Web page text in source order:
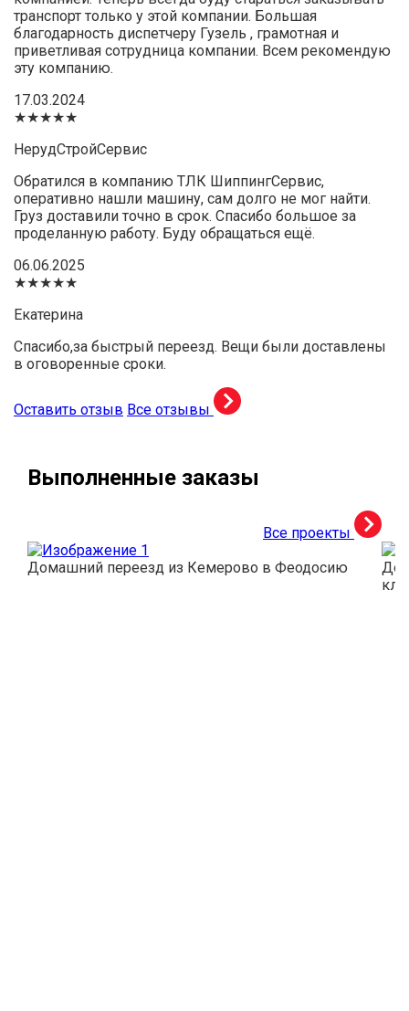
транспорт только у этой компании. Большая
благодарность диспетчеру Гузель , грамотная и
приветливая сотрудница компании. Всем рекомендую
эту компанию.
17.03.2024
★★★★★
НерудСтройСервис
Обратился в компанию ТЛК ШиппингСервис,
оперативно нашли машину, сам долго не мог найти.
Груз доставили точно в срок. Спасибо большое за
проделанную работу. Буду обращаться ещё.
06.06.2025
★★★★★
Екатерина
Спасибо,за быстрый переезд. Вещи были доставлены
в оговоренные сроки.
Оставить отзыв Все отзывы
Выполненные заказы
Все проекты
Домашний переезд из Кемерово в Феодосию